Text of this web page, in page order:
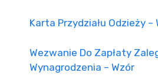
Karta Przydziału Odzieży –
Wezwanie Do Zapłaty
Wynagrodzenia – Wzór